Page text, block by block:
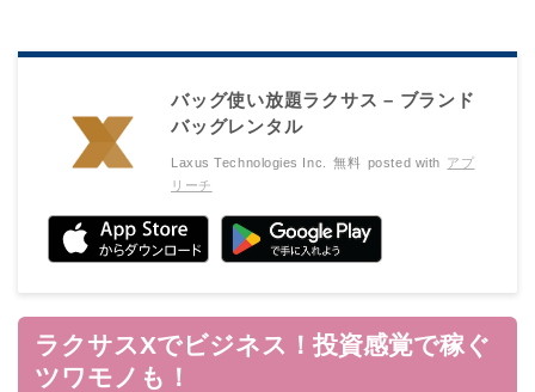
バッグ使い放題ラクサス – ブランド
バッグレンタル
Laxus Technologies Inc. 無料 posted with アプ
リーチ
ラクサスXでビジネス！投資感覚で稼ぐ
ツワモノも！